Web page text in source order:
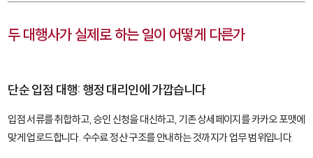
두 대행사가 실제로 하는 일이 어떻게 다른가
단순 입점 대행: 행정 대리인에 가깝습니다
입점 서류를 취합하고, 승인 신청을 대신하고, 기존 상세페이지를 카카오 포맷에
맞게 업로드합니다. 수수료 정산 구조를 안내하는 것까지가 업무 범위입니다.